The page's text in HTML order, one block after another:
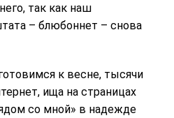
так как наш
– блюбоннет – снова
к весне, тысячи
ища на страницах
со мной» в надежде